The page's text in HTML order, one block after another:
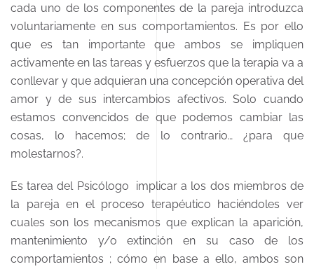
cada uno de los componentes de la pareja introduzca
voluntariamente en sus comportamientos. Es por ello
que es tan importante que ambos se impliquen
activamente en las tareas y esfuerzos que la terapia va a
conllevar y que adquieran una concepción operativa del
amor y de sus intercambios afectivos. Solo cuando
estamos convencidos de que podemos cambiar las
cosas, lo hacemos; de lo contrario… ¿para que
molestarnos?.
Es tarea del Psicólogo implicar a los dos miembros de
la pareja en el proceso terapéutico haciéndoles ver
cuales son los mecanismos que explican la aparición,
mantenimiento y/o extinción en su caso de los
comportamientos ; cómo en base a ello, ambos son